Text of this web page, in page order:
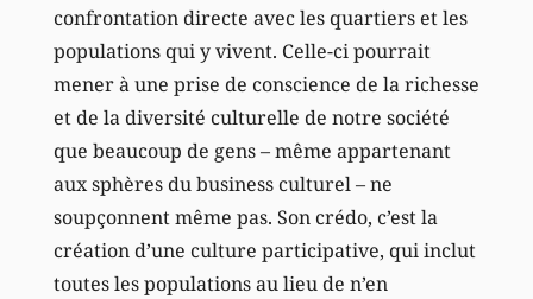
confrontation directe avec les quartiers et les
populations qui y vivent. Celle-ci pourrait
mener à une prise de conscience de la richesse
et de la diversité culturelle de notre société
que beaucoup de gens – même appartenant
aux sphères du business culturel – ne
soupçonnent même pas. Son crédo, c’est la
création d’une culture participative, qui inclut
toutes les populations au lieu de n’en